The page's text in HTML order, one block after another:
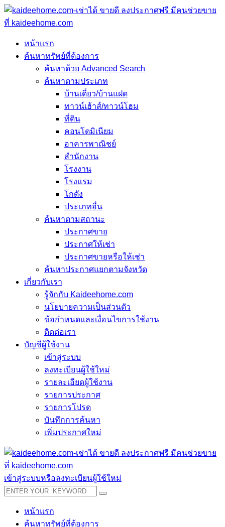
หน้าแรก
ค้นหาทรัพย์ที่ต้องการ
ค้นหาด้วย Advanced Search
ค้นหาตามประเภท
บ้านเดี่ยว/บ้านแฝด
ทาวน์เฮ้าส์/ทาวน์โฮม
ที่ดิน
คอนโดมิเนียม
อาคารพาณิชย์
สำนักงาน
โรงงาน
โรงแรม
โกดัง
ประเภทอื่น
ค้นหาตามสถานะ
ประกาศขาย
ประกาศให้เช่า
ประกาศขายหรือให้เช่า
ค้นหาประกาศแยกตามจังหวัด
เกี่ยวกับเรา
รู้จักกับ Kaideehome.com
นโยบายความเป็นส่วนตัว
ข้อกำหนดและเงื่อนไขการใช้งาน
ติดต่อเรา
บัญชีผู้ใช้งาน
เข้าสู่ระบบ
ลงทะเบียนผู้ใช้ใหม่
รายละเอียดผู้ใช้งาน
รายการประกาศ
รายการโปรด
บันทึกการค้นหา
เพิ่มประกาศใหม่
เข้าสู่ระบบหรือลงทะเบียนผู้ใช้ใหม่
หน้าแรก
ค้นหาทรัพย์ที่ต้องการ